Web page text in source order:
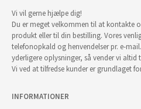
Vi vil gerne hjælpe dig!
Du er meget velkommen til at kontakte
produkt eller til din bestilling. Vores
telefonopkald og henvendelser pr. e-
yderligere oplysninger, så vender vi
Vi ved at tilfredse kunder er grundlaget
INFORMATIONER